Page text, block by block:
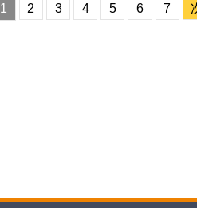
1 2 3 4 5 6 7